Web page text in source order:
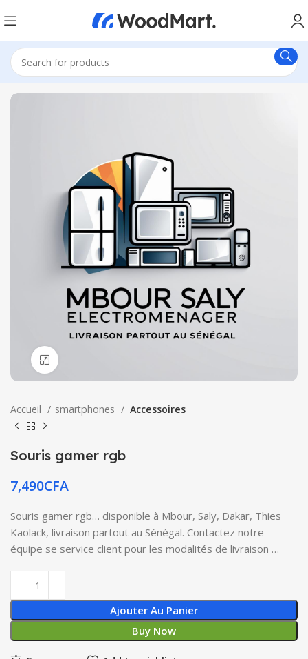
Accueil smartphones Accessoires
Souris gamer rgb
7,490CFA
Souris gamer rgb… disponible à Mbour, Saly, Dakar, Thies
Kaolack, livraison partout au Sénégal. Contactez notre
équipe se service client pour les modalités de livraison …
Ajouter Au Panier
Buy Now